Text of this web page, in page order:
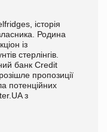
історія
Родина
із
стерлінгів.
банк Credit
пропозиції
потенційних
з